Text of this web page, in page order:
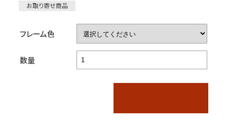
お取り寄せ商品
フレーム色
数量